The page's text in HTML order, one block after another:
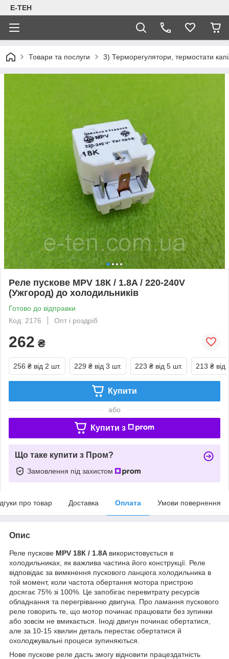
Е-ТЕН
Товари та послуги 3) Терморегулятори, термостати
Реле пускове MPV 18К / 1.8A / 220-240V
(Ужгород) до холодильників
Готово до відправки
Код: 2176
Опт і роздріб
262 ₴
256 ₴ від 2 шт. 229 ₴ від 3 шт. 223 ₴ від 5 шт. 213 ₴ від
Купити
або
Купити з
Що таке купити з Пром?
Замовлення під захистом
про товар Доставка Оплата Умови повернення
Опис
Реле пускове MPV 18К / 1.8A використовується в
холодильниках, як важлива частина його конструкції. Реле
відповідає за вимкнення пускового ланцюга холодильника в
той момент, коли частота обертання мотора пристрою
досягає 75% зі 100%. Це запобігає перевитрату ресурсів
обладнання та перегріванню двигуна. Про ламання пускового
реле говорить те, що мотор починає працювати без зупинки
або зовсім не вмикається. Іноді двигун починає обертатися,
але за 10-15 хвилин деталь перестає обертатися й
охолоджувальні процеси зупиняються.
Нове пускове реле дасть змогу відновити працездатність